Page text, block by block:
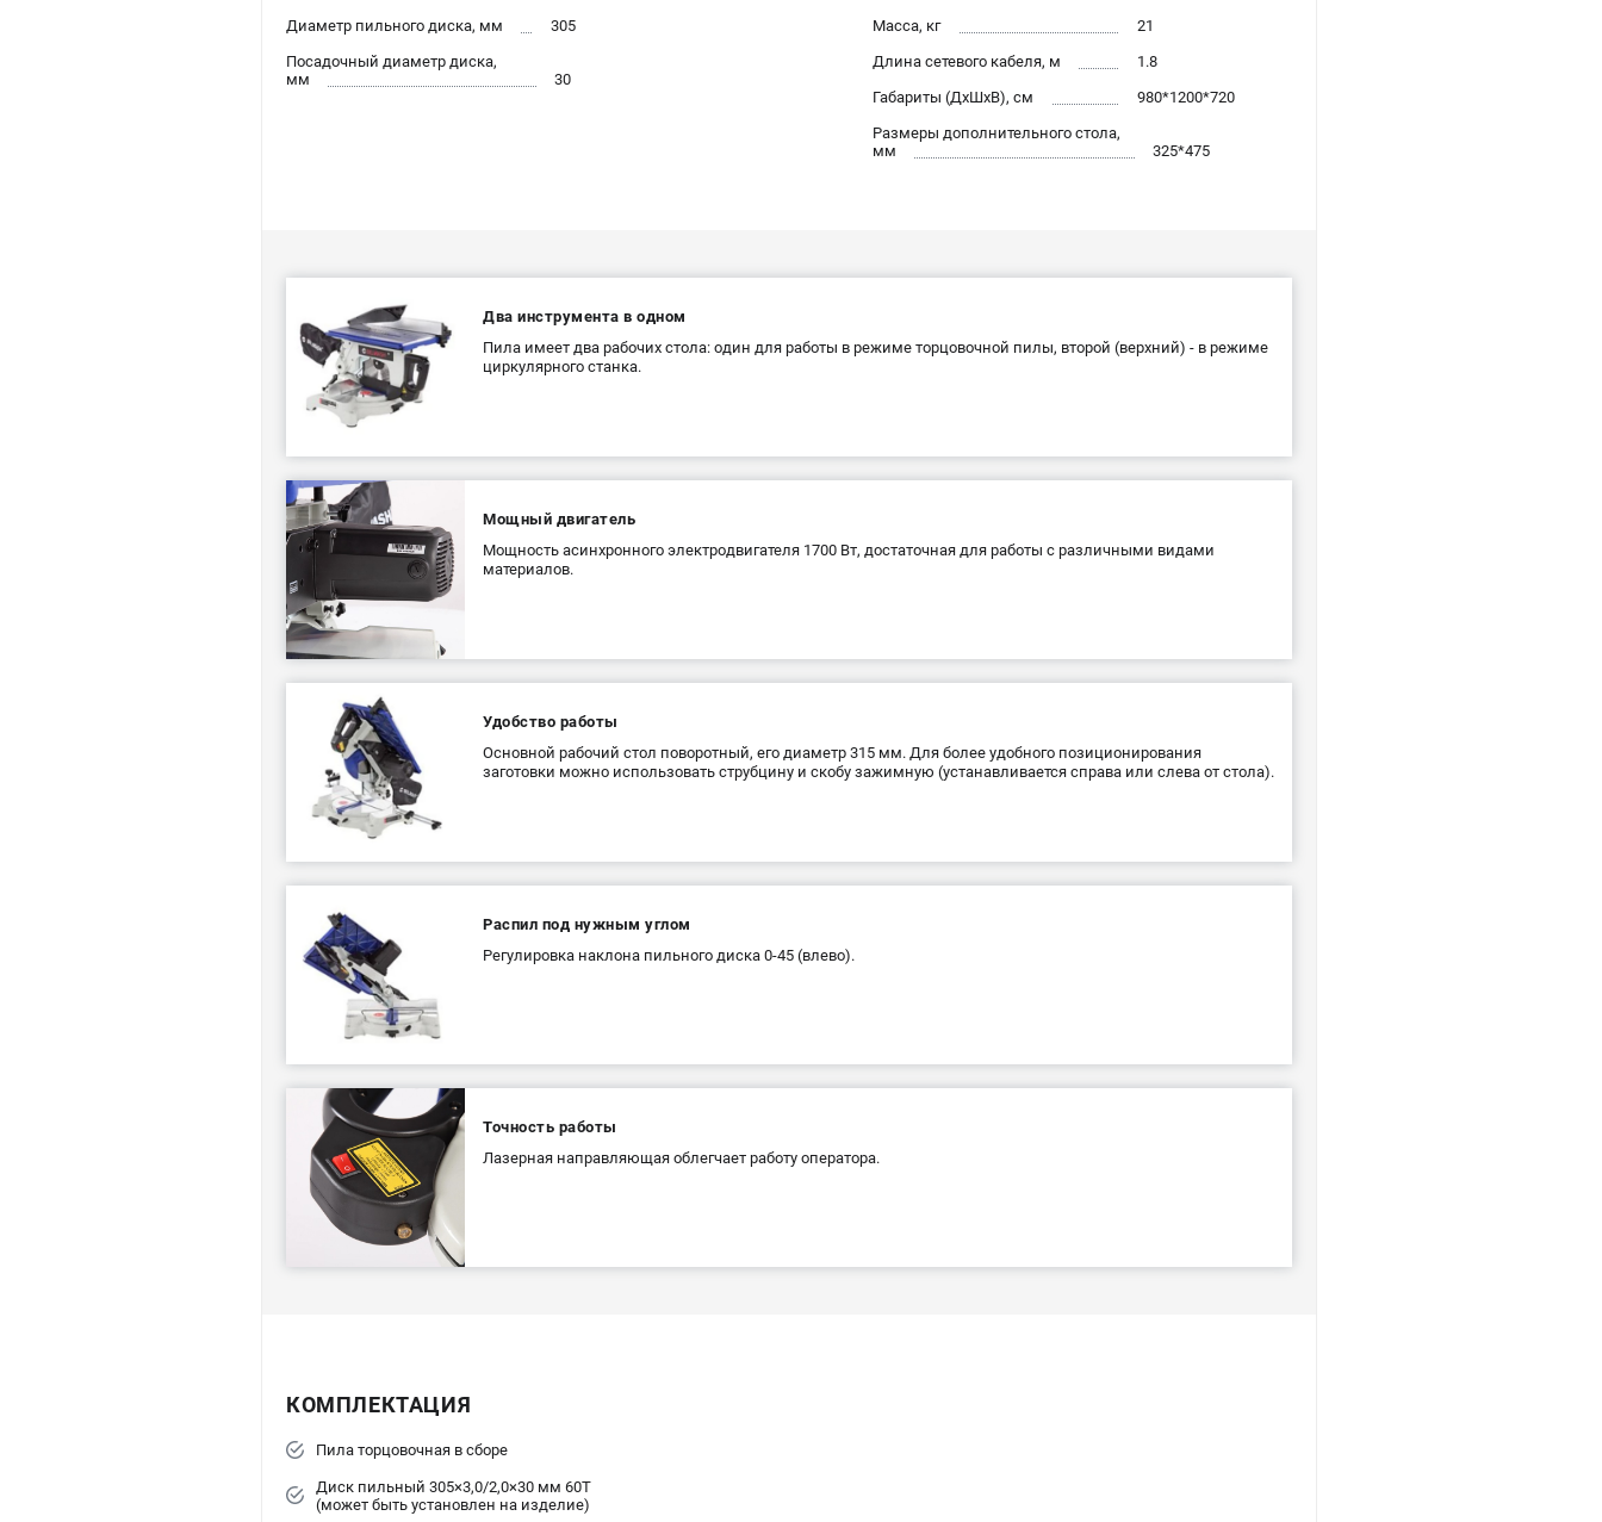
Диаметр пильного диска, мм
305
Посадочный диаметр диска,
мм
30
Масса, кг
21
Длина сетевого кабеля, м
1.8
Габариты (ДхШхВ), см
980*1200*720
Размеры дополнительного стола,
мм
325*475
Два инструмента в одном
Пила имеет два рабочих стола: один для работы в режиме торцовочной пилы, второй (верхний) - в режиме
циркулярного станка.
Мощный двигатель
Мощность асинхронного электродвигателя 1700 Вт, достаточная для работы с различными видами
материалов.
Удобство работы
Основной рабочий стол поворотный, его диаметр 315 мм. Для более удобного позиционирования
заготовки можно использовать струбцину и скобу зажимную (устанавливается справа или слева от стола).
Распил под нужным углом
Регулировка наклона пильного диска 0-45 (влево).
Точность работы
Лазерная направляющая облегчает работу оператора.
КОМПЛЕКТАЦИЯ
Пила торцовочная в сборе
Диск пильный 305×3,0/2,0×30 мм 60T
(может быть установлен на изделие)